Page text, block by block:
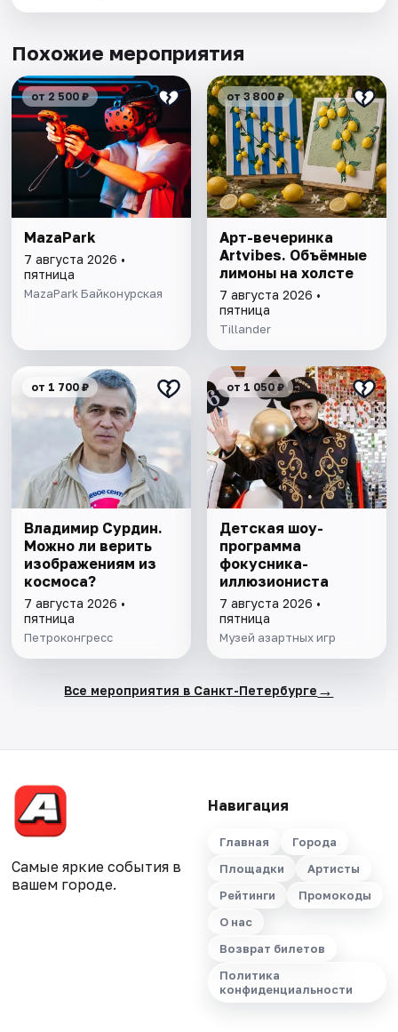
Похожие мероприятия
от 2 500 ₽
MazaPark
7 августа 2026 •
пятница
MazaPark Байконурская
от 3 800 ₽
Арт-вечеринка
Artvibes. Объёмные
лимоны на холсте
7 августа 2026 •
пятница
Tillander
от 1 700 ₽
Владимир Сурдин.
Можно ли верить
изображениям из
космоса?
7 августа 2026 •
пятница
Петроконгресс
от 1 050 ₽
Детская шоу-
программа
фокусника-
иллюзиониста
7 августа 2026 •
пятница
Музей азартных игр
Все мероприятия в Санкт-Петербурге →
Самые яркие события в
вашем городе.
Навигация
Главная
Города
Площадки
Артисты
Рейтинги
Промокоды
О нас
Возврат билетов
Политика
конфиденциальности